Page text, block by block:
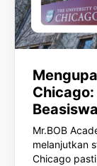
Mr.BOB
melanjutkan
Chicago